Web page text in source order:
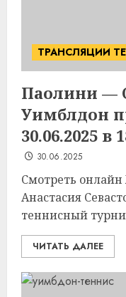
ТРАНСЛЯЦИИ
Паолини —
Уимблдон
30.06.2025 в
30.06.2025
Смотреть
Анастасия
теннисный
ЧИТАТЬ ДАЛЕЕ